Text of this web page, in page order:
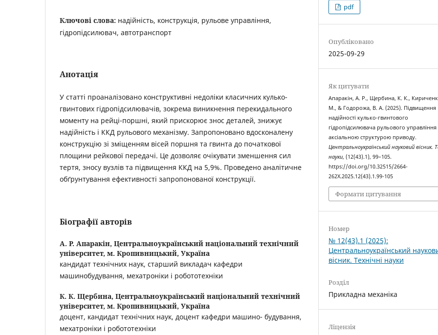
Ключові слова: надійність, конструкція, рульове управління,
гідропідсилювач, автотранспорт
Анотація
У статті проаналізовано конструктивні недоліки класичних кулько-
гвинтових гідропідсилювачів, зокрема виникнення перекидального
моменту на рейці-поршні, який прискорює знос деталей, знижує
надійність і ККД рульового механізму. Запропоновано вдосконалену
конструкцію зі зміщенням вісей поршня та гвинта до початкової
площини рейкової передачі. Це дозволяє очікувати зменшення сил
тертя, зносу вузлів та підвищення ККД на 5,9%. Проведено аналітичне
обґрунтування ефективності запропонованої конструкції.
Біографії авторів
А. Р. Апаракін, Центральноукраїнський національний технічний
університет, м. Кропивницький, Україна
кандидат технічних наук, старший викладач кафедри
машинобудування, мехатроніки і робототехніки
К. К. Щербина, Центральноукраїнський національний технічний
університет, м. Кропивницький, Україна
доцент, кандидат технічних наук, доцент кафедри машино- будування,
мехатроніки і робототехніки
pdf
Опубліковано
2025-09-29
Як цитувати
Апаракін, А. Р., Щербина, К. К.,
М., & Годорожа, В. А. (2025). Підвищення
надійності кулько-гвинтового
гідропідсилювача рульового управління
аксіальною структурою приводу.
Центральноукраїнський науковий вісник.
науки, (12(43).1), 99–105.
https://doi.org/10.32515/2664-
262X.2025.12(43).1.99-105
Формати цитування
Номер
№ 12(43).1 (2025):
Центральноукраїнський
вісник. Технічні науки
Розділ
Прикладна механіка
Ліцензія